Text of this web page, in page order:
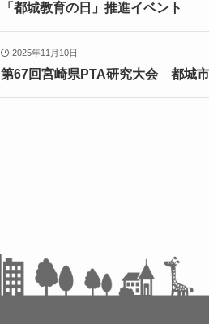
「都城教育の日」推進イベント
2025年11月10日
第67回宮崎県PTA研究大会 都城